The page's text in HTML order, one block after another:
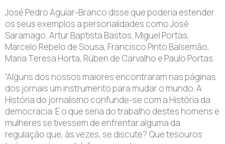
José Pedro Aguiar-Branco disse que poderia estender
os seus exemplos a personalidades como José
Saramago, Artur Baptista Bastos, Miguel Portas,
Marcelo Rebelo de Sousa, Francisco Pinto Balsemão,
Maria Teresa Horta, Rúben de Carvalho e Paulo Portas.
“Alguns dos nossos maiores encontraram nas páginas
dos jornais um instrumento para mudar o mundo. A
História do jornalismo confunde-se com a História da
democracia. E o que seria do trabalho destes homens e
mulheres se tivessem de enfrentar alguma da
regulação que, às vezes, se discute? Que tesouros